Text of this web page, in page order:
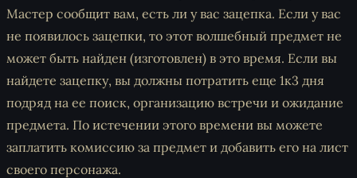
Мастер сообщит вам, есть ли у вас зацепка. Если у вас
не появилось зацепки, то этот волшебный предмет не
может быть найден (изготовлен) в это время. Если вы
найдете зацепку, вы должны потратить еще 1к3 дня
подряд на ее поиск, организацию встречи и ожидание
предмета. По истечении этого времени вы можете
заплатить комиссию за предмет и добавить его на лист
своего персонажа.